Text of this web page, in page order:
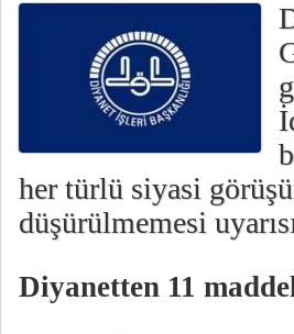
her türlü siyasi
düşürülmemesi
Diyanetten 11